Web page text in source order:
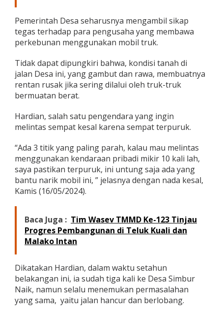
a
n
K
e
b
a
u
Pemerintah Desa seharusnya mengambil sikap
tegas terhadap para pengusaha yang membawa
perkebunan menggunakan mobil truk.
Tidak dapat dipungkiri bahwa, kondisi tanah di
jalan Desa ini, yang gambut dan rawa, membuatnya
rentan rusak jika sering dilalui oleh truk-truk
bermuatan berat.
Hardian, salah satu pengendara yang ingin
melintas sempat kesal karena sempat terpuruk.
“Ada 3 titik yang paling parah, kalau mau melintas
menggunakan kendaraan pribadi mikir 10 kali lah,
saya pastikan terpuruk, ini untung saja ada yang
bantu narik mobil ini, ” jelasnya dengan nada kesal,
Kamis (16/05/2024).
Baca Juga : Tim Wasev TMMD Ke-123 Tinjau
Progres Pembangunan di Teluk Kuali dan
Malako Intan
Dikatakan Hardian, dalam waktu setahun
belakangan ini, ia sudah tiga kali ke Desa Simbur
Naik, namun selalu menemukan permasalahan
yang sama, yaitu jalan hancur dan berlobang.